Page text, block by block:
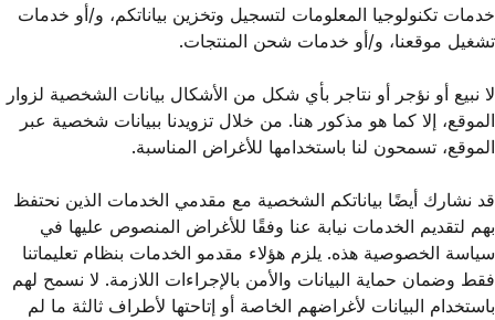
خدمات تكنولوجيا المعلومات لتسجيل وتخزين بياناتكم، و/أو خدمات
تشغيل موقعنا، و/أو خدمات شحن المنتجات.
لا نبيع أو نؤجر أو نتاجر بأي شكل من الأشكال بيانات الشخصية لزوار
الموقع، إلا كما هو مذكور هنا. من خلال تزويدنا ببيانات شخصية عبر
الموقع، تسمحون لنا باستخدامها للأغراض المناسبة.
قد نشارك أيضًا بياناتكم الشخصية مع مقدمي الخدمات الذين نحتفظ
بهم لتقديم الخدمات نيابة عنا وفقًا للأغراض المنصوص عليها في
سياسة الخصوصية هذه. يلزم هؤلاء مقدمو الخدمات بنظام تعليماتنا
فقط وضمان حماية البيانات والأمن بالإجراءات اللازمة. لا نسمح لهم
باستخدام البيانات لأغراضهم الخاصة أو إتاحتها لأطراف ثالثة ما لم